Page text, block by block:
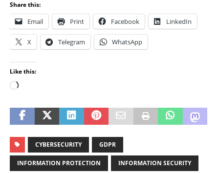
Share this:
Email Print Facebook LinkedIn
X Telegram WhatsApp
Like this:
CYBERSECURITY GDPR
INFORMATION PROTECTION INFORMATION SECURITY